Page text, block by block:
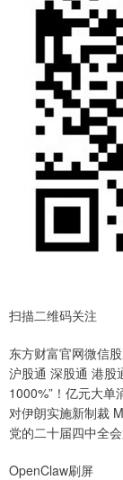
扫描二维码关注
东方财富官网微信
沪股通 深股通 港股
1000%”！亿元大单
对伊朗实施新制裁
党的二十届四中全
OpenClaw刷屏